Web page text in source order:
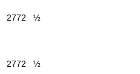
2772
½
2772 ½